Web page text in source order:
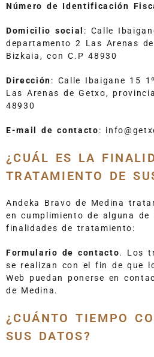
Número de Identificación
Domicilio social : Calle
departamento 2 Las Arenas
Bizkaia, con C.P 48930
Dirección: Calle Ibaigane 15
Las Arenas de Getxo,
48930
E-mail de contacto:
¿CUÁL ES LA
TRATAMIENTO DE
Andeka Bravo de Medina
en cumplimiento de alguna de
finalidades de tratamiento:
Formulario de contacto. Los
se realizan con el fin de que
Web puedan ponerse en
de Medina.
¿CUÁNTO TIEMPO
SUS DATOS?